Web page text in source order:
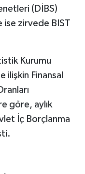
(DİBS)
ise zirvede BIST
Kurumu
ilişkin Finansal
göre, aylık
İç Borçlanma